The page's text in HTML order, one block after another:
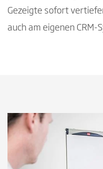
Gezeigte sofort
auch am eigenen